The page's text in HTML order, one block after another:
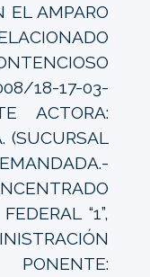
EL AMPARO
18-17-03-
ACTORA:
(SUCURSAL
“1”,